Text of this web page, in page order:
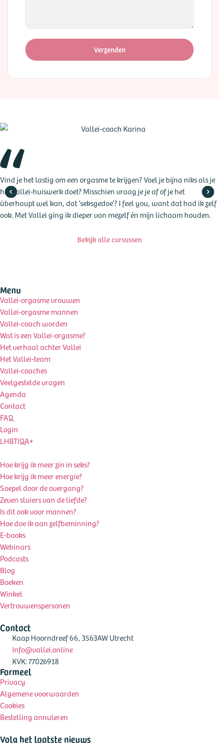
Verzenden
Vind je het lastig om een orgasme te krijgen? Voel je bijna niks als je
het Vallei-huiswerk doet? Misschien vraag je je af of je het
überhaupt wel kan, dat ‘seksgedoe’? I feel you, want dat had ik zelf
ook. Met Vallei ging ik dieper van mezelf én mijn lichaam houden.
Bekijk alle cursussen
Menu
Vallei-orgasme vrouwen
Vallei-orgasme mannen
Vallei-coach worden
Wat is een Vallei-orgasme?
Het verhaal achter Vallei
Het Vallei-team
Vallei-coaches
Veelgestelde vragen
Agenda
Contact
FAQ
Login
LHBTIQA+
Hoe krijg ik meer zin in seks?
Hoe krijg ik meer energie?
Soepel door de overgang?
Zeven sluiers van de liefde?
Is dit ook voor mannen?
Hoe doe ik aan zelfbeminning?
E-books
Webinars
Podcasts
Blog
Boeken
Winkel
Vertrouwenspersonen
Contact
Kaap Hoorndreef 66, 3563AW Utrecht
Info@vallei.online
KVK: 77026918
Formeel
Privacy
Algemene voorwaarden
Cookies
Bestelling annuleren
Volg het laatste nieuws